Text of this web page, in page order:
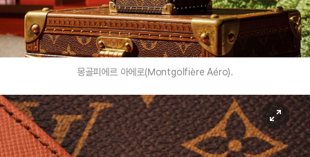
몽골피에르 아에로(Montgolfière Aéro).